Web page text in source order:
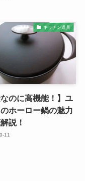
キッチン道具
なのに高機能！】ユ
ホーロー鍋の魅力
説！
11